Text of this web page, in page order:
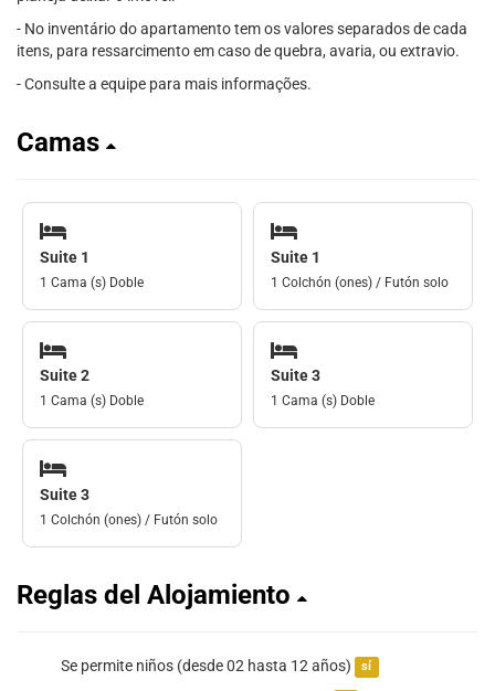
- No inventário do apartamento tem os valores separados de cada
itens, para ressarcimento em caso de quebra, avaria, ou extravio.
- Consulte a equipe para mais informações.
Camas
Suite 1
1 Cama (s) Doble
Suite 1
1 Colchón (ones) / Futón solo
Suite 2
1 Cama (s) Doble
Suite 3
1 Cama (s) Doble
Suite 3
1 Colchón (ones) / Futón solo
Reglas del Alojamiento
Se permite niños (desde 02 hasta 12 años) sí